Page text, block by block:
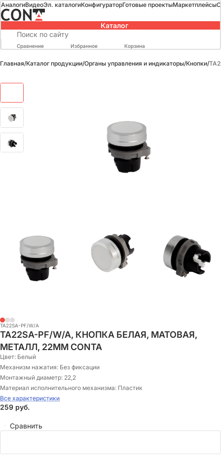
АналогиВидеоЭл. каталогиКонфигураторГотовые проектыМаркетплейсы
Каталог
Сравнение Избранное Корзина
Главная/Каталог продукции/Органы управления и индикаторы/Кнопки/
TA22SA-PF/W/A
TA22SA-PF/W/A, КНОПКА БЕЛАЯ, МАТОВАЯ,
МЕТАЛЛ, 22ММ CONTA
Цвет: Белый
Механизм нажатия: Без фиксации
Монтажный диаметр: 22,2
Материал исполнительного механизма: Пластик
Все характеристики
259 руб.
Сравнить